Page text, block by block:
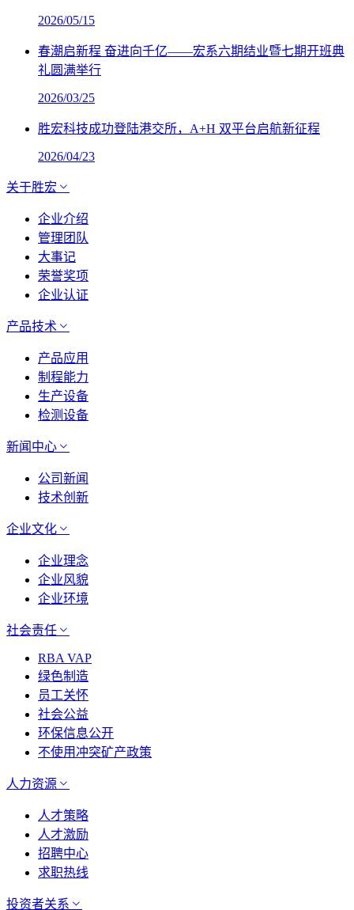
2026/05/15
春潮启新程 奋进向千亿——宏系六期结业暨七期开班典
礼圆满举行
2026/03/25
胜宏科技成功登陆港交所，A+H 双平台启航新征程
2026/04/23
关于胜宏
企业介绍
管理团队
大事记
荣誉奖项
企业认证
产品技术
产品应用
制程能力
生产设备
检测设备
新闻中心
公司新闻
技术创新
企业文化
企业理念
企业风貌
企业环境
社会责任
RBA VAP
绿色制造
员工关怀
社会公益
环保信息公开
不使用冲突矿产政策
人力资源
人才策略
人才激励
招聘中心
求职热线
投资者关系